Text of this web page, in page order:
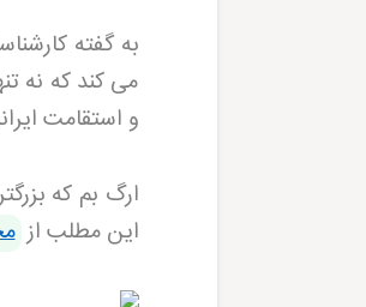
به گفته
می کند که نه
و استقامت
ارگ بم که
این مطلب از